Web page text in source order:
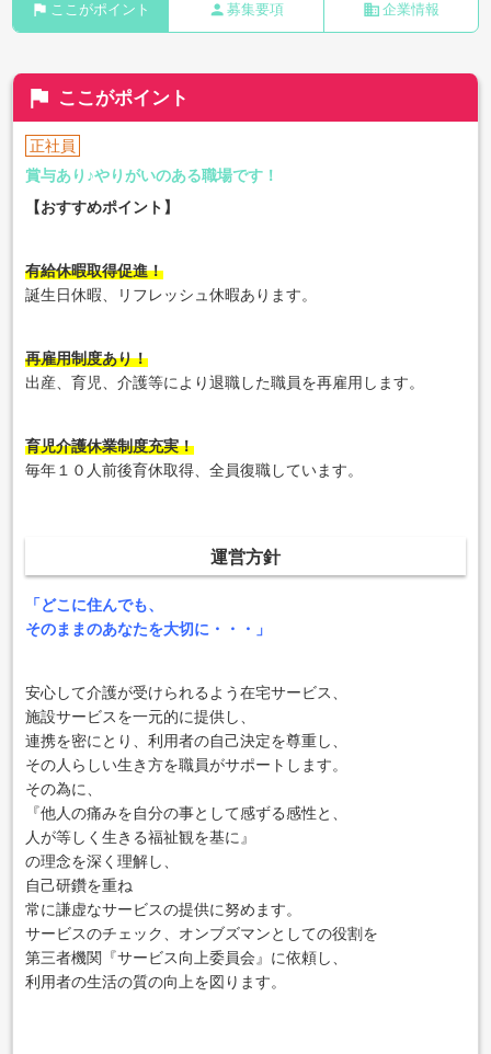
flag ここがポイント person 募集要項 business 企業情報
flag ここがポイント
正社員
賞与あり♪やりがいのある職場です！
【おすすめポイント】
有給休暇取得促進！
誕生日休暇、リフレッシュ休暇あります。
再雇用制度あり！
出産、育児、介護等により退職した職員を再雇用します。
育児介護休業制度充実！
毎年１０人前後育休取得、全員復職しています。
運営方針
「どこに住んでも、
そのままのあなたを大切に・・・」
安心して介護が受けられるよう在宅サービス、
施設サービスを一元的に提供し、
連携を密にとり、利用者の自己決定を尊重し、
その人らしい生き方を職員がサポートします。
その為に、
『他人の痛みを自分の事として感ずる感性と、
人が等しく生きる福祉観を基に』
の理念を深く理解し、
自己研鑽を重ね
常に謙虚なサービスの提供に努めます。
サービスのチェック、オンブズマンとしての役割を
第三者機関『サービス向上委員会』に依頼し、
利用者の生活の質の向上を図ります。